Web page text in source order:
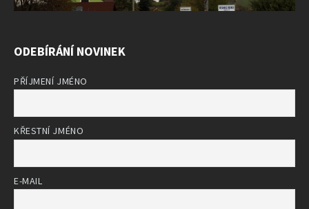
ODEBÍRÁNÍ NOVINEK
PŘÍJMENÍ JMÉNO
KŘESTNÍ JMÉNO
E-MAIL